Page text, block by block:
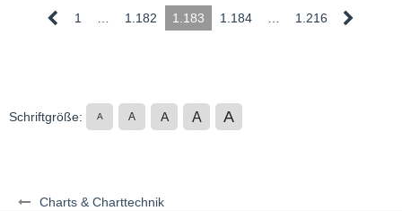
Charts & Charttechnik
1 1.182 1.183 1.184 1.216
Schriftgröße: A A A A A